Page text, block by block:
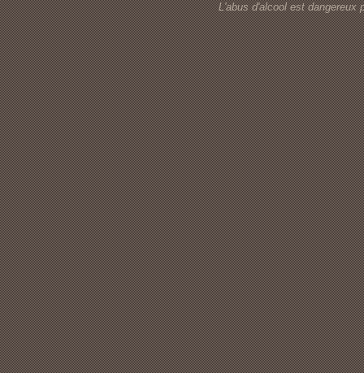
L'abus d'alcool est dangereux